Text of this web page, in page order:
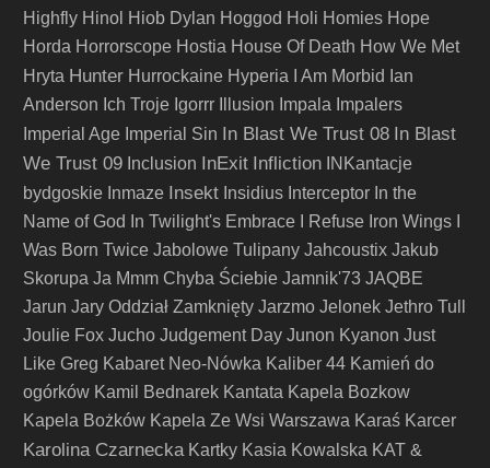
Highfly Hinol Hiob Dylan Hoggod Holi Homies Hope
Horda Horrorscope Hostia House Of Death How We Met
Hryta Hunter Hurrockaine Hyperia I Am Morbid Ian
Anderson Ich Troje Igorrr Illusion Impala Impalers
Imperial Age Imperial Sin In Blast We Trust 08 In Blast
We Trust 09 Inclusion InExit Infliction INKantacje
bydgoskie Inmaze Insekt Insidius Interceptor In the
Name of God
In Twilight's Embrace I Refuse Iron Wings
Was Born Twice Jabolowe Tulipany Jahcoustix Jakub
Skorupa Ja Mmm Chyba Ściebie Jamnik'73 JAQBE
Jarun Jary Oddział Zamknięty Jarzmo Jelonek Jethro Tull
Joulie Fox Jucho Judgement Day Junon Kyanon Just
Like Greg Kabaret Neo-Nówka Kaliber 44 Kamień do
ogórków Kamil Bednarek Kantata Kapela Bozkow
Kapela Bożków Kapela Ze Wsi Warszawa Karaś Karcer
Karolina Czarnecka Kartky Kasia Kowalska KAT &